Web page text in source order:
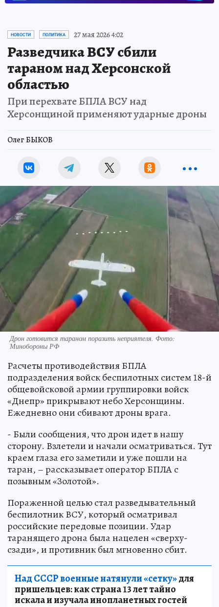
НОВОСТИ ПОЛИТИКА 27 мая 2026 4:02
Разведчика ВСУ сбили
тараном над Херсонской
областью
При перехвате БПЛА ВСУ над
Херсонщиной применяют ударные дроны
Олег БЫКОВ
Дрон готовится тараном поразить неприятеля. Фото:
Минобороны РФ
Расчеты противодействия БПЛА
подразделения войск беспилотных систем 18-й
общевойсковой армии группировки войск
«Днепр» прикрывают небо Херсонщины.
Ежедневно они сбивают дроны врага.
- Были сообщения, что дрон идет в нашу
сторону. Взлетели и начали осматриваться. Тут
краем глаза его заметили и уже пошли на
таран, – рассказывает оператор БПЛА с
позывным «Золотой».
Пораженной целью стал разведывательный
беспилотник ВСУ, который осматривал
российские передовые позиции. Удар
таранящего дрона была нацелен «сверху-
сзади», и противник был мгновенно сбит.
Над СССР военные натянули «сетку»для
пришельцев: как страна 13 лет тайно
искала и изучала инопланетных гостей